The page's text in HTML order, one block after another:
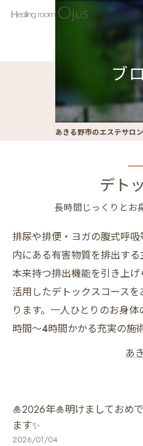
ブ
あきる野市のエステサロ
デト
長時間じっくりとお
排尿や排便・ヨガの腹式呼
内にある有害物質を排出す
本来持つ排出機能を引き上
活用したデトックスコース
ります。一人ひとりのお身
時間～4時間かかる充実の施
あ
🎍2026年🎍明けましておめ
ます✨
2026/01/04